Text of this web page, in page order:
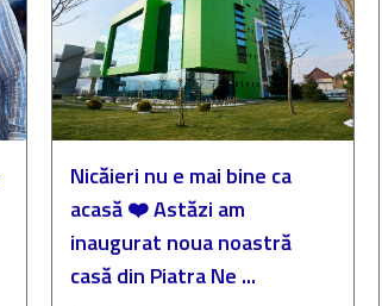
Nicăieri nu e mai bine ca
acasă ❤️ Astăzi am
inaugurat noua noastră
casă din Piatra Ne ...